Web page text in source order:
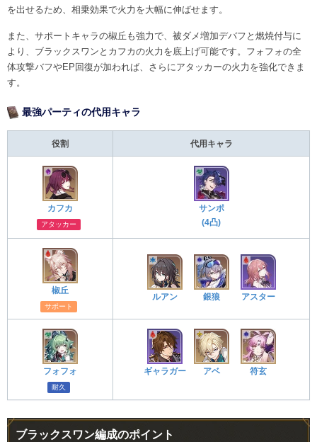
を出せるため、相乗効果で火力を大幅に伸ばせます。
また、サポートキャラの椒丘も強力で、被ダメ増加デバフと燃焼付与に
より、ブラックスワンとカフカの火力を底上げ可能です。フォフォの全
体攻撃バフやEP回復が加われば、さらにアタッカーの火力を強化できま
す。
最強パーティの代用キャラ
役割 代用キャラ
カフカ
アタッカー
サンポ
(4凸)
椒丘
サポート
ルアン 銀狼 アスター
フォフォ
耐久
ギャラガー アベ 符玄
ブラックスワン編成のポイント